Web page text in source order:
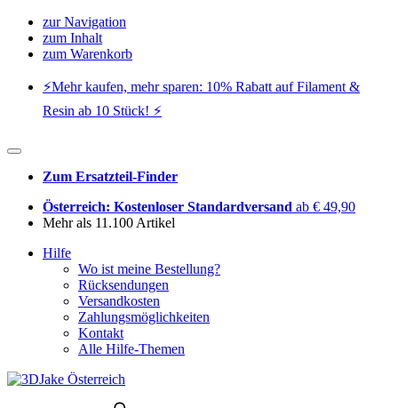
zur Navigation
zum Inhalt
zum Warenkorb
⚡️Mehr kaufen, mehr sparen: 10% Rabatt auf Filament &
Resin ab 10 Stück! ⚡️
Zum Ersatzteil-Finder
Österreich: Kostenloser Standardversand ab € 49,90
Mehr als 11.100 Artikel
Hilfe
Wo ist meine Bestellung?
Rücksendungen
Versandkosten
Zahlungsmöglichkeiten
Kontakt
Alle Hilfe-Themen